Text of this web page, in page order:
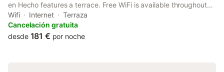
en Hecho features a terrace. Free WiFi is available throughout
the property and Royal Monastery of San Juan de la Peña is 45
km away.
Wifi Internet
Terraza
Cancelación gratuita
desde 181 € por noche